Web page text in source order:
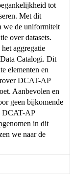
tot
Met dit
we de uniformiteit
over datasets.
aggregatie
Catalogi. Dit
elementen en
DCAT-AP
Aanbevolen en
geen bijkomende
DCAT-AP
in dit
we naar de